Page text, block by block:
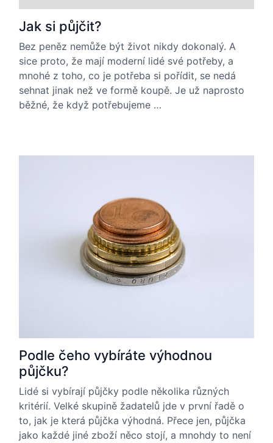
Jak si půjčit?
Bez peněz nemůže být život nikdy dokonalý. A
sice proto, že mají moderní lidé své potřeby, a
mnohé z toho, co je potřeba si pořídit, se nedá
sehnat jinak než ve formě koupě. Je už naprosto
běžné, že když potřebujeme …
Podle čeho vybíráte výhodnou
půjčku?
Lidé si vybírají půjčky podle několika různých
kritérií. Velké skupině žadatelů jde v první řadě o
to, jak je která půjčka výhodná. Přece jen, půjčka
jako každé jiné zboží něco stojí, a mnohdy to není